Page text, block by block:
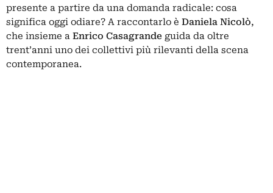
presente a partire da una domanda radicale: cosa
significa oggi odiare? A raccontarlo è Daniela Nicolò,
che insieme a Enrico Casagrande guida da oltre
trent’anni uno dei collettivi più rilevanti della scena
contemporanea.